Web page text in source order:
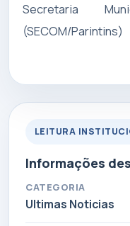
Secretaria
(SECOM/Parintins)
LEITURA
Informações
CATEGORIA
Ultimas Noticias